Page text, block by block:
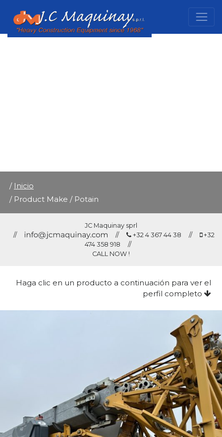
/ Product Make / Potain
/ Inicio
/ Product Make / Potain
JC Maquinay sprl
//
// +32 4 367 44 38 //
+32
474 358 918 //
CALL NOW !
Haga clic en un producto a continuación para ver el
perfil completo